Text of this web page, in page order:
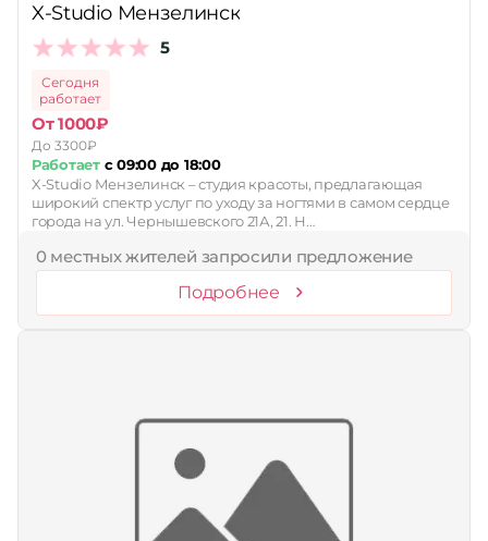
X-Studio Мензелинск
5
Сегодня
работает
От 1000₽
До 3300₽
Работаетс 09:00 до 18:00
X-Studio Мензелинск – студия красоты, предлагающая
широкий спектр услуг по уходу за ногтями в самом сердце
города на ул. Чернышевского 21А, 21. Н…
0 местных жителей запросили предложение
Подробнее